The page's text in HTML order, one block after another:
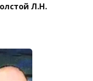
Л.Н.